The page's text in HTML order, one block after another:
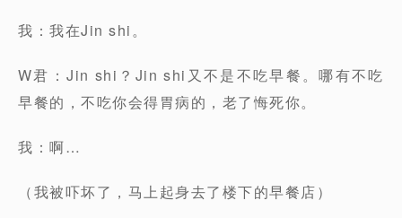
我：我在Jin shi。
W君：Jin shi？Jin shi又不是不吃早餐。哪有不吃
早餐的，不吃你会得胃病的，老了悔死你。
我：啊…
（我被吓坏了，马上起身去了楼下的早餐店）